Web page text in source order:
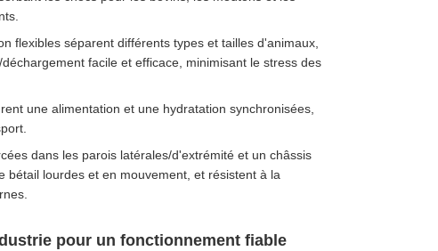
flexibles séparent différents types et tailles d'animaux,
facile et efficace, minimisant le stress des
une alimentation et une hydratation synchronisées,
dans les parois latérales/d'extrémité et un châssis
bétail lourdes et en mouvement, et résistent à la
pour un fonctionnement fiable